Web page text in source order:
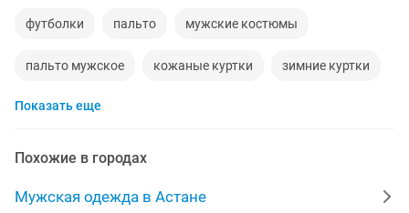
футболки пальто мужские костюмы
пальто мужское кожаные куртки зимние куртки
джинсы мужские
ветровки форма спортивный костюм мужской
Показать еще
Похожие в городах
Мужская одежда в Астане